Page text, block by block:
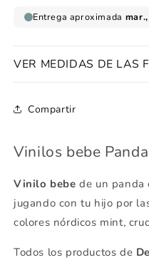
VER MEDIDAS DE LAS
Compartir
Vinilos bebe Panda
Vinilo bebe de un panda
jugando con tu hijo por
colores nórdicos mint,
Todos los productos de